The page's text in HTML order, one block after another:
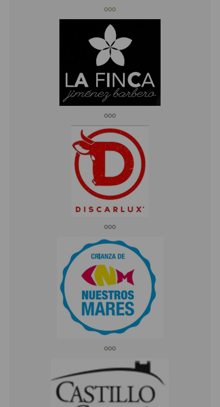
ooo
ooo
ooo
ooo